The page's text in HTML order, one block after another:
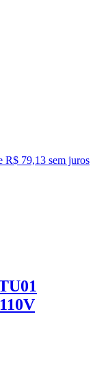
R$ 79,13 sem juros